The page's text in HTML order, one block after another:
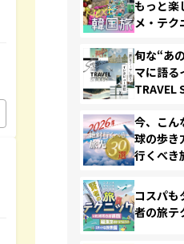
もっと楽
メ・テク
旬な“あ
マに語る
TRAVEL
今、こん
球の歩き
行くべき
コスパも
者の旅テ